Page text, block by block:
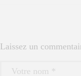
Laissez un